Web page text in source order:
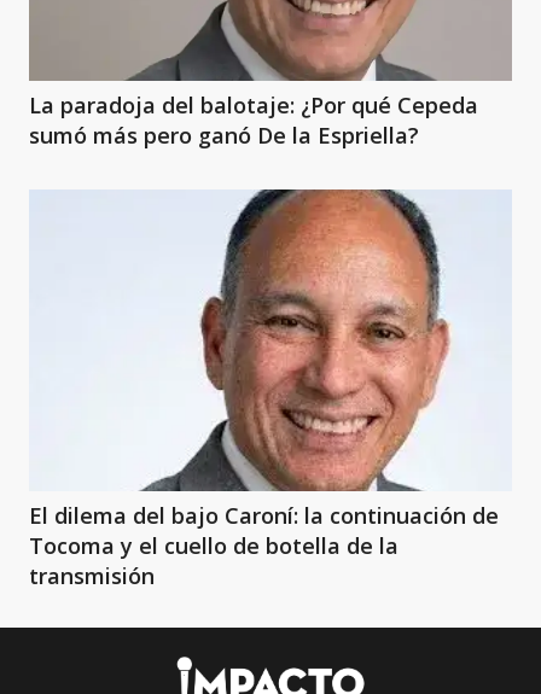
La paradoja del balotaje: ¿Por qué Cepeda
sumó más pero ganó De la Espriella?
El dilema del bajo Caroní: la continuación de
Tocoma y el cuello de botella de la
transmisión